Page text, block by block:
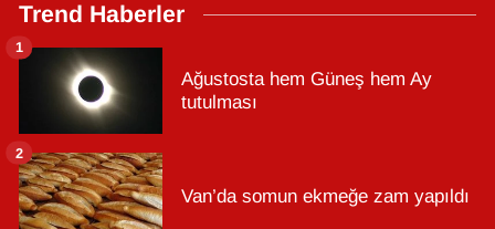
Trend Haberler
Ağustosta hem Güneş hem Ay
tutulması
1
Van’da somun ekmeğe zam yapıldı
2